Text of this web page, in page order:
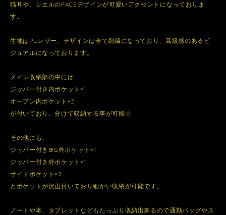
猫耳や、シエルのFACEデザインが可愛いアクセントになっておりま
す。
生地はPUレザー、デザインは全て刺繍になっており、高級感のあるビ
ジュアルになっております。
メイン収納部の中には
ジッパー付き内ポケット×1
オープン内ポケット×2
が付いており、分けて収納する事が可能☆
その他にも、
ジッパー付きBIG外ポケット×1
ジッパー付き外ポケット×1
サイドポケット×2
とポケットが沢山付いており細かい収納が可能です。
ノートや本、タブレットなどもたっぷり収納出来るので通勤バッグやス